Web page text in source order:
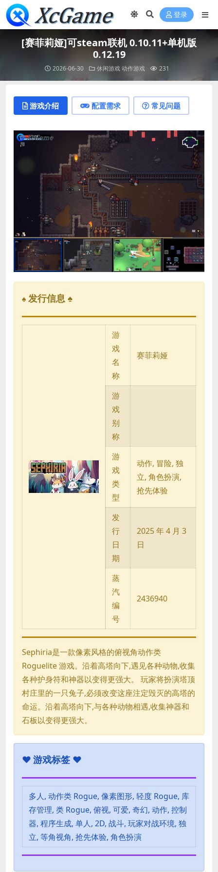
登录
[赛菲莉娅]可steam联机 0.10.11+单机版
0.12.19
2026-06-30 休闲游戏动作游戏 231
游戏介绍 配置需求 常见问题
♠ 发行信息 ♠
游
戏
名
称
赛菲莉娅
游
戏
别
称
游
戏
类
型
动作, 冒险, 独
立, 角色扮演,
抢先体验
发
行
日
期
2025 年 4 月 3
日
蒸
汽
编
号
2436940
Sephiria是一款像素风格的俯视角动作类
Roguelite 游戏。沿着高塔向下,遇见各种动物,收集
各种护身符和神器以变得更强大。 玩家将扮演塔顶
村庄里的一只兔子,必须改变这座注定毁灭的高塔的
命运。沿着高塔向下,与各种动物相遇,收集神器和
石板以变得更强大。
♥ 游戏标签 ♥
多人, 动作类 Rogue, 像素图形, 轻度 Rogue, 库
存管理, 类 Rogue, 俯视, 可爱, 奇幻, 动作, 控制
器, 程序生成, 单人, 2D, 战斗, 玩家对战环境, 独
立, 等角视角, 抢先体验, 角色扮演